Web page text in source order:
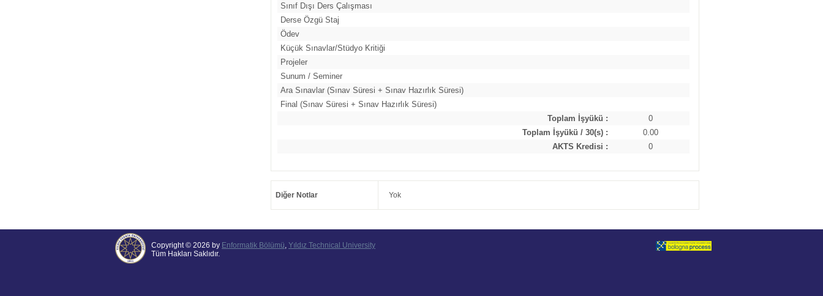
Sınıf Dışı Ders Çalışması
Derse Özgü Staj
Ödev
Küçük Sınavlar/Stüdyo Kritiği
Projeler
Sunum / Seminer
Ara Sınavlar (Sınav Süresi + Sınav Hazırlık Süresi)
Final (Sınav Süresi + Sınav Hazırlık Süresi)
Toplam İşyükü :
0
Toplam İşyükü / 30(s) :
0.00
AKTS Kredisi :
0
Diğer Notlar Yok
Copyright © 2026 by Enformatik Bölümü, Yıldız Technical University
Tüm Hakları Saklıdır.